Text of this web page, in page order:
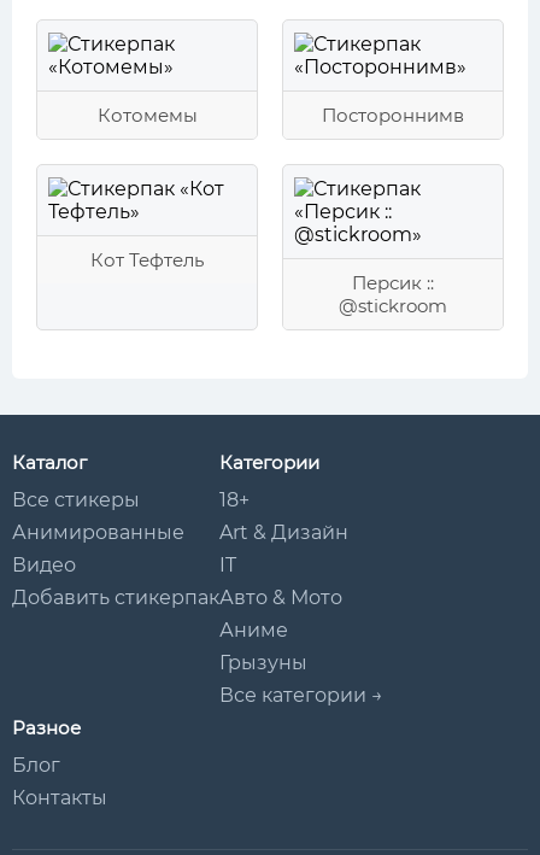
Котомемы Постороннимв
Кот Тефтель
Персик ::
@stickroom
Каталог
Все стикеры
Анимированные
Видео
Добавить стикерпак
Категории
18+
Art & Дизайн
IT
Авто & Мото
Аниме
Грызуны
Все категории →
Разное
Блог
Контакты